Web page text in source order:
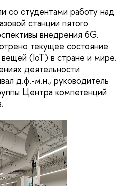
со студентами работу над
станции пятого
внедрения 6G.
текущее состояние
(IoT) в стране и мире.
деятельности
д.ф.-м.н., руководитель
Центра компетенций